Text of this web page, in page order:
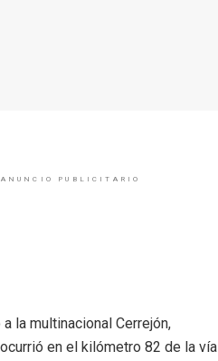
ANUNCIO PUBLICITARIO
la multinacional Cerrejón,
en el kilómetro 82 de la vía